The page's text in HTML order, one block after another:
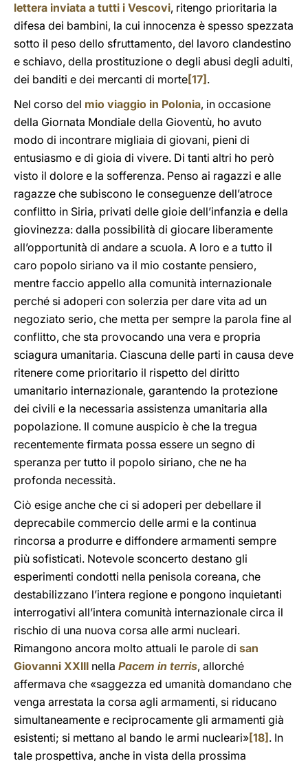
lettera inviata a tutti i Vescovi, ritengo prioritaria la
difesa dei bambini, la cui innocenza è spesso spezzata
sotto il peso dello sfruttamento, del lavoro clandestino
e schiavo, della prostituzione o degli abusi degli adulti,
dei banditi e dei mercanti di morte[17] .
Nel corso del mio viaggio in Polonia, in occasione
della Giornata Mondiale della Gioventù, ho avuto
modo di incontrare migliaia di giovani, pieni di
entusiasmo e di gioia di vivere. Di tanti altri ho però
visto il dolore e la sofferenza. Penso ai ragazzi e alle
ragazze che subiscono le conseguenze dell’atroce
conflitto in Siria, privati delle gioie dell’infanzia e della
giovinezza: dalla possibilità di giocare liberamente
all’opportunità di andare a scuola. A loro e a tutto il
caro popolo siriano va il mio costante pensiero,
mentre faccio appello alla comunità internazionale
perché si adoperi con solerzia per dare vita ad un
negoziato serio, che metta per sempre la parola fine al
conflitto, che sta provocando una vera e propria
sciagura umanitaria. Ciascuna delle parti in causa deve
ritenere come prioritario il rispetto del diritto
umanitario internazionale, garantendo la protezione
dei civili e la necessaria assistenza umanitaria alla
popolazione. Il comune auspicio è che la tregua
recentemente firmata possa essere un segno di
speranza per tutto il popolo siriano, che ne ha
profonda necessità.
Ciò esige anche che ci si adoperi per debellare il
deprecabile commercio delle armi e la continua
rincorsa a produrre e diffondere armamenti sempre
più sofisticati. Notevole sconcerto destano gli
esperimenti condotti nella penisola coreana, che
destabilizzano l’intera regione e pongono inquietanti
interrogativi all’intera comunità internazionale circa il
rischio di una nuova corsa alle armi nucleari.
Rimangono ancora molto attuali le parole di san
Giovanni XXIII nella Pacem in terris, allorché
affermava che «saggezza ed umanità domandano che
venga arrestata la corsa agli armamenti, si riducano
simultaneamente e reciprocamente gli armamenti già
esistenti; si mettano al bando le armi nucleari»[18] . In
tale prospettiva, anche in vista della prossima